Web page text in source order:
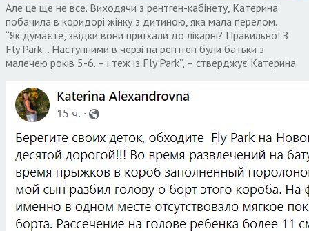
Але це ще не все. Виходячи з рентген-кабінету, Катерина
побачила в коридорі жінку з дитиною, яка мала перелом.
“Як думаєте, звідки вони приїхали до лікарні? Правильно! З
Fly Park… Наступними в черзі на рентген були батьки з
малечею років 5-6. – і теж із Fly Park”, – стверджує Катерина.